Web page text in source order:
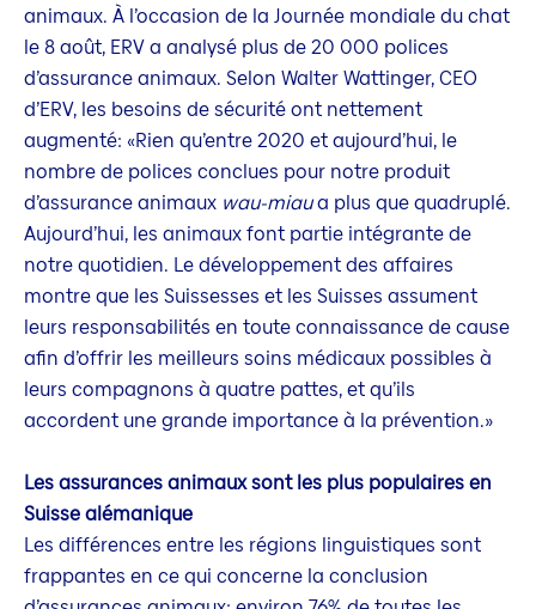
animaux. À l’occasion de la Journée mondiale du chat
le 8 août, ERV a analysé plus de 20 000 polices
d’assurance animaux. Selon Walter Wattinger, CEO
d’ERV, les besoins de sécurité ont nettement
augmenté: «Rien qu’entre 2020 et aujourd’hui, le
nombre de polices conclues pour notre produit
d’assurance animaux wau-miaua plus que quadruplé.
Aujourd’hui, les animaux font partie intégrante de
notre quotidien. Le développement des affaires
montre que les Suissesses et les Suisses assument
leurs responsabilités en toute connaissance de cause
afin d’offrir les meilleurs soins médicaux possibles à
leurs compagnons à quatre pattes, et qu’ils
accordent une grande importance à la prévention.»
Les assurances animaux sont les plus populaires en
Suisse alémanique
Les différences entre les régions linguistiques sont
frappantes en ce qui concerne la conclusion